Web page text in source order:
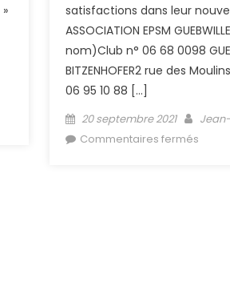
satisfactions dans leur
ASSOCIATION EPSM
nom)Club n° 06 68 0098
BITZENHOFER2 rue des
06 95 10 88 […]
Posted on
20 septembre 2021
Commentaires fermés